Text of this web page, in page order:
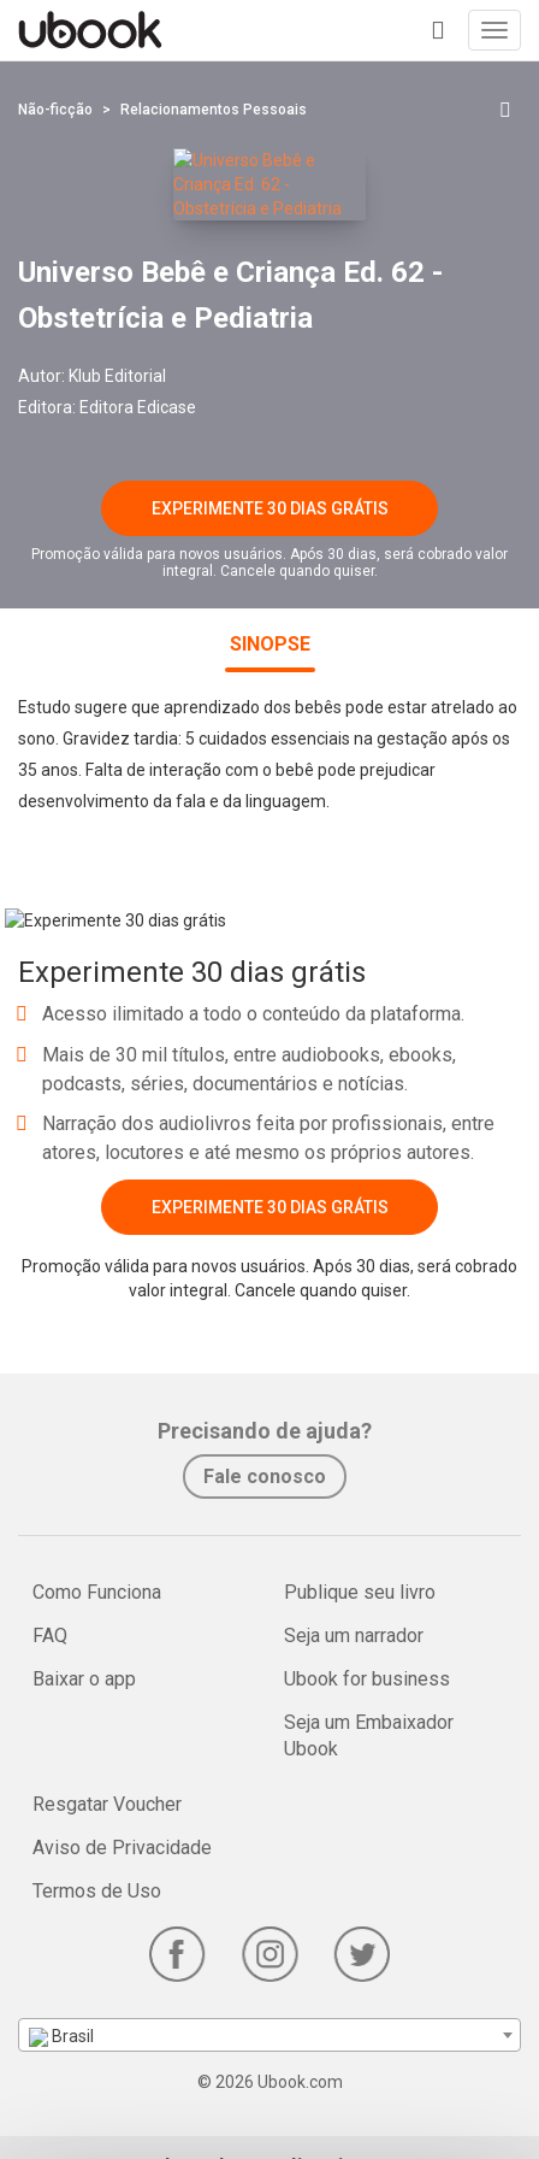
+
Não-ficção Relacionamentos Pessoais
Universo Bebê e Criança Ed. 62 -
Obstetrícia e Pediatria
Autor: Klub Editorial
Editora: Editora Edicase
EXPERIMENTE 30 DIAS GRÁTIS
Promoção válida para novos usuários. Após 30 dias, será cobrado valor
integral. Cancele quando quiser.
SINOPSE
Estudo sugere que aprendizado dos bebês pode estar atrelado ao
sono. Gravidez tardia: 5 cuidados essenciais na gestação após os
35 anos. Falta de interação com o bebê pode prejudicar
desenvolvimento da fala e da linguagem.
Experimente 30 dias grátis
Acesso ilimitado a todo o conteúdo da plataforma.
Mais de 30 mil títulos, entre audiobooks, ebooks,
podcasts, séries, documentários e notícias.
Narração dos audiolivros feita por profissionais, entre
atores, locutores e até mesmo os próprios autores.
EXPERIMENTE 30 DIAS GRÁTIS
Promoção válida para novos usuários. Após 30 dias, será cobrado
valor integral. Cancele quando quiser.
Precisando de ajuda?
Fale conosco
Como Funciona
FAQ
Baixar o app
Publique seu livro
Seja um narrador
Ubook for business
Seja um Embaixador
Ubook
Resgatar Voucher
Aviso de Privacidade
Termos de Uso
Brasil
© 2026 Ubook.com